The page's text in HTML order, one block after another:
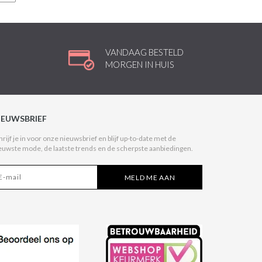
VANDAAG BESTELD
MORGEN IN HUIS
je in voor onze nieuwsbrief en blijf up-to-date met de
mode, de laatste trends en de scherpste aanbiedingen.
MELD ME AAN